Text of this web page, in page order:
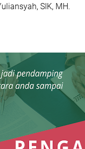
SIK, MH.